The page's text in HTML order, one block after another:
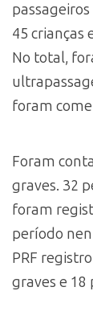
45 crianças
No total,
foram
Foram
graves. 32
foram
período
PRF
graves e 18